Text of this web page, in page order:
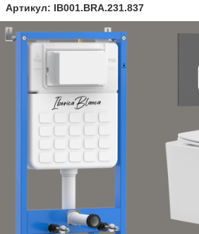
Артикул: IB001.BRA.231.837